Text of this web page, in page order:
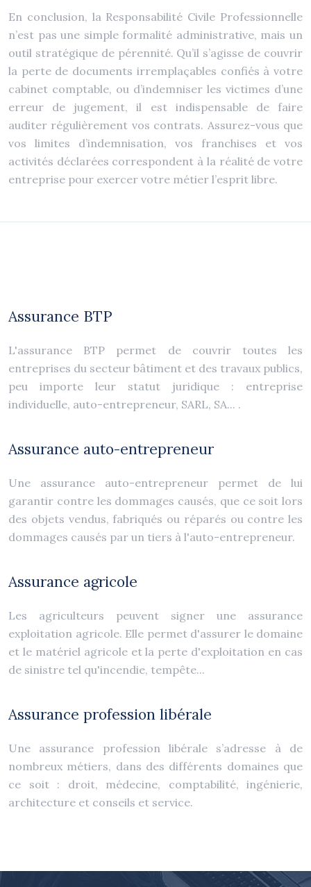
En conclusion, la Responsabilité Civile Professionnelle
n’est pas une simple formalité administrative, mais un
outil stratégique de pérennité. Qu’il s’agisse de couvrir
la perte de documents irremplaçables confiés à votre
cabinet comptable, ou d’indemniser les victimes d’une
erreur de jugement, il est indispensable de faire
auditer régulièrement vos contrats. Assurez-vous que
vos limites d’indemnisation, vos franchises et vos
activités déclarées correspondent à la réalité de votre
entreprise pour exercer votre métier l’esprit libre.
Assurance BTP
L'assurance BTP permet de couvrir toutes les
entreprises du secteur bâtiment et des travaux publics,
peu importe leur statut juridique : entreprise
individuelle, auto-entrepreneur, SARL, SA... .
Assurance auto-entrepreneur
Une assurance auto-entrepreneur permet de lui
garantir contre les dommages causés, que ce soit lors
des objets vendus, fabriqués ou réparés ou contre les
dommages causés par un tiers à l'auto-entrepreneur.
Assurance agricole
Les agriculteurs peuvent signer une assurance
exploitation agricole. Elle permet d'assurer le domaine
et le matériel agricole et la perte d'exploitation en cas
de sinistre tel qu'incendie, tempête...
Assurance profession libérale
Une assurance profession libérale s’adresse à de
nombreux métiers, dans des différents domaines que
ce soit : droit, médecine, comptabilité, ingénierie,
architecture et conseils et service.